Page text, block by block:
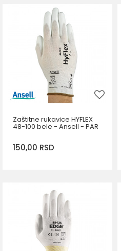
9
10
DODAJ U KORPU
Zaštitne rukavice HYFLEX
48-100 bele - Ansell - PAR
150,00 RSD
9
8
6
DODAJ U KORPU